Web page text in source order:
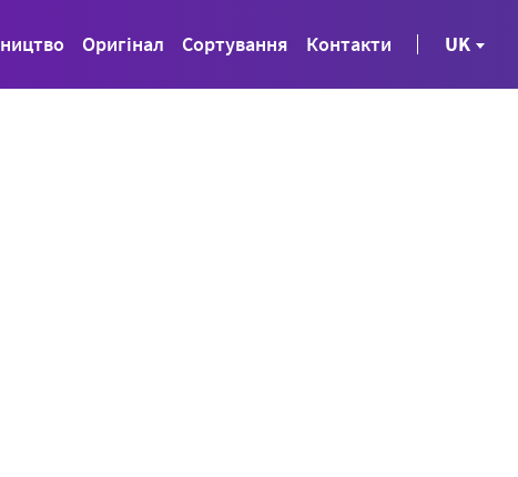
Оригінал Сортування Контакти UK